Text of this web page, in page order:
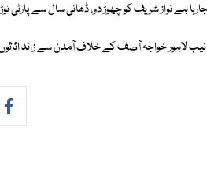
ہے نواز شریف کو چھوڑ دو، ڈھائی سال سے
لاہور خواجہ آصف کے خلاف آمدن سے زائد